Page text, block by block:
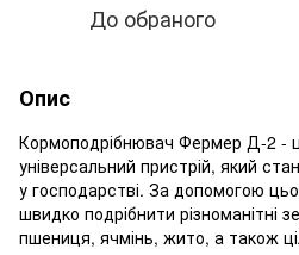
До обраного
Опис
Кормоподрібнювач Фермер Д-2 -
універсальний пристрій, який
у господарстві. За допомогою
швидко подрібнити різноманітні
пшениця, ячмінь, жито, а також